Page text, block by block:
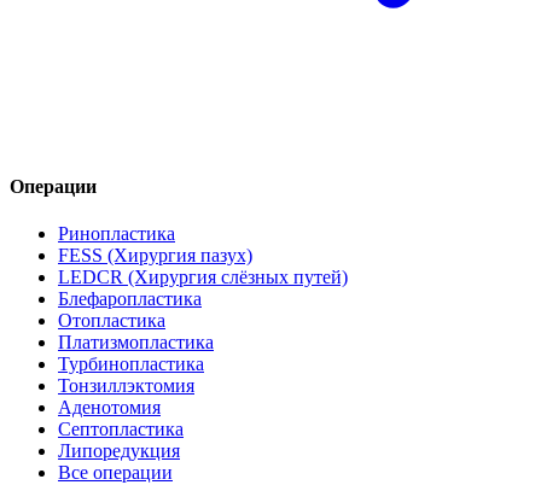
Операции
Ринопластика
FESS (Хирургия пазух)
LEDCR (Хирургия слёзных путей)
Блефаропластика
Отопластика
Платизмопластика
Турбинопластика
Тонзиллэктомия
Аденотомия
Септопластика
Липоредукция
Все операции